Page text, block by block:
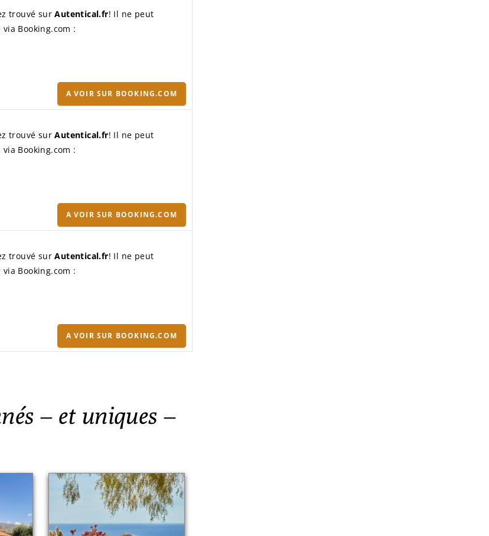
trouvé surAutentical.fr! Il ne peut
Booking.com :
A VOIR SUR BOOKING.COM
trouvé surAutentical.fr! Il ne peut
Booking.com :
A VOIR SUR BOOKING.COM
trouvé surAutentical.fr! Il ne peut
Booking.com :
A VOIR SUR BOOKING.COM
– et uniques –